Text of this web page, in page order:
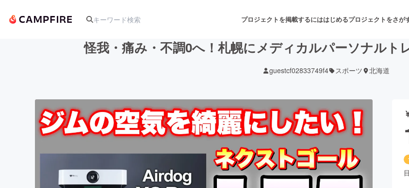
プロジェクトを掲載するにははじめるプロジェクトをさが
アート・写真 音楽 舞台・パフォー
ゲーム・サービス開発
映像・映画 書籍・雑誌出版 アニメ・漫画
怪我・痛み・不調0へ！札幌にメディカルパーソナルト
guestcf02833749f4 スポーツ 北海道